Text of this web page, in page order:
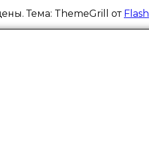
Тема: ThemeGrill от Flash